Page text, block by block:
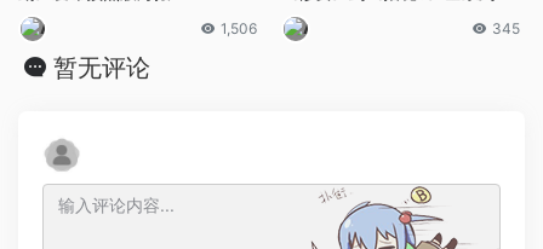
1,506
视合集
345
暂无评论